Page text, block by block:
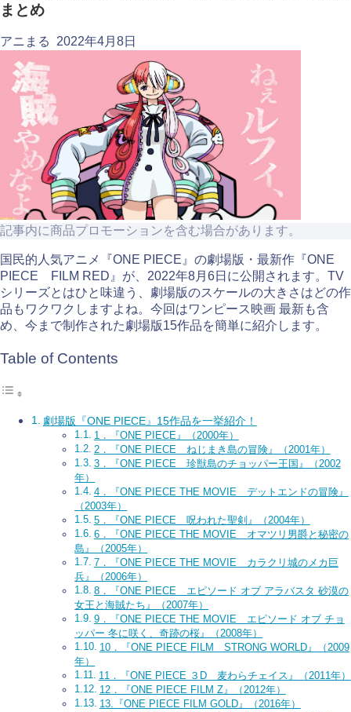
まとめ
アニまる 2022年4月8日
記事内に商品プロモーションを含む場合があります。
国民的人気アニメ『ONE PIECE』の劇場版・最新作『ONE
PIECE FILM RED』が、2022年8月6日に公開されます。TV
シリーズとはひと味違う、劇場版のスケールの大きさはどの作
品もワクワクしますよね。今回はワンピース映画 最新も含
め、今まで制作された劇場版15作品を簡単に紹介します。
Table of Contents
劇場版『ONE PIECE』15作品を一挙紹介！
1．『ONE PIECE』（2000年）
2．『ONE PIECE ねじまき島の冒険』（2001年）
3．『ONE PIECE 珍獣島のチョッパー王国』（2002
年）
4．『ONE PIECE THE MOVIE デットエンドの冒険』
（2003年）
5．『ONE PIECE 呪われた聖剣』（2004年）
6．『ONE PIECE THE MOVIE オマツリ男爵と秘密の
島』（2005年）
7．『ONE PIECE THE MOVIE カラクリ城のメカ巨
兵』（2006年）
8．『ONE PIECE エピソード オブ アラバスタ 砂漠の
女王と海賊たち』（2007年）
9．『ONE PIECE THE MOVIE エピソード オブ チョ
ッパー 冬に咲く、奇跡の桜』（2008年）
10．『ONE PIECE FILM STRONG WORLD』（2009
年）
11．『ONE PIECE ３D 麦わらチェイス』（2011年）
12．『ONE PIECE FILM Z』（2012年）
13.『ONE PIECE FILM GOLD』（2016年）